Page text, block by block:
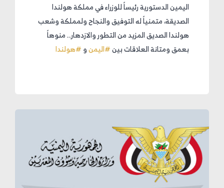
اليمين الدستورية رئيساً للوزراء في مملكة هولندا
الصديقة، متمنياً له التوفيق والنجاح ولمملكة وشعب
هولندا الصديق المزيد من التطور والازدهار.. منوهاً
بعمق ومتانة العلاقات بين#اليمنو #هولندا